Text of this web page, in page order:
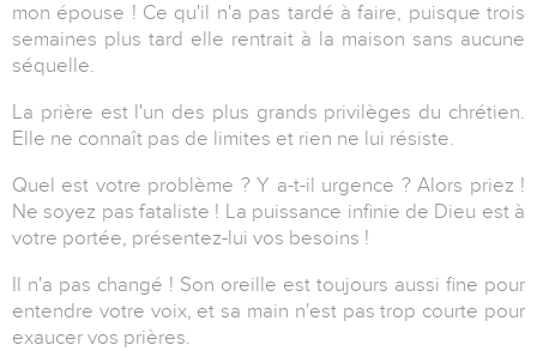
mon épouse ! Ce qu'il n'a pas tardé à faire, puisque trois
semaines plus tard elle rentrait à la maison sans aucune
séquelle.
La prière est l'un des plus grands privilèges du chrétien.
Elle ne connaît pas de limites et rien ne lui résiste.
Quel est votre problème ? Y a-t-il urgence ? Alors priez !
Ne soyez pas fataliste ! La puissance infinie de Dieu est à
votre portée, présentez-lui vos besoins !
Il n'a pas changé ! Son oreille est toujours aussi fine pour
entendre votre voix, et sa main n'est pas trop courte pour
exaucer vos prières.